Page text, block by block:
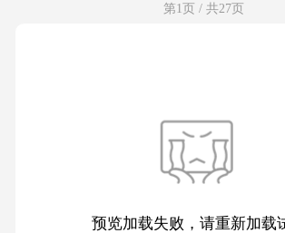
第1页 / 共27页
预览加载失败，请重新加载